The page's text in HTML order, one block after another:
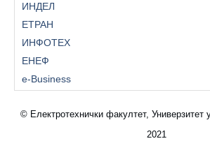
ИНДЕЛ
ЕТРАН
ИНФОТЕХ
ЕНЕФ
e-Business
© Електротехнички факултет,
2021